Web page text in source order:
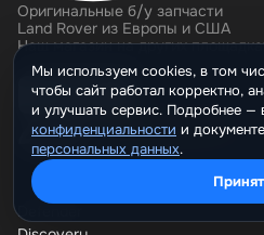
Оригинальные б/у запчасти
Land Rover из Европы и США
Наш магазин на других
4,9 на основании 871 оценки
Defender
Мы используем cookies, в том
чтобы сайт работал корректно,
и улучшать сервис. Подробнее
конфиденциальности и
персональных данных.